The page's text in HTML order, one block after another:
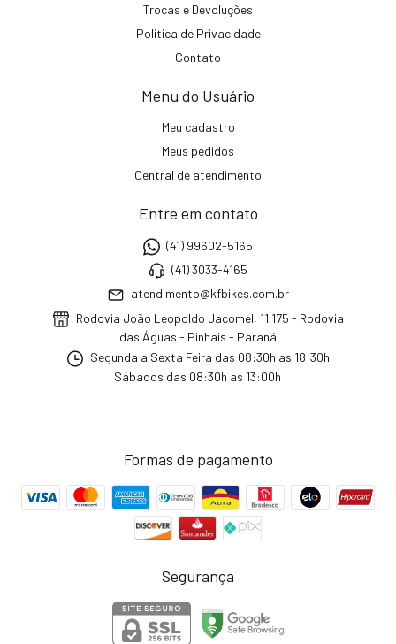
Trocas e Devoluções
Política de Privacidade
Contato
Menu do Usuário
Meu cadastro
Meus pedidos
Central de atendimento
Entre em contato
(41) 99602-5165
(41) 3033-4165
atendimento@kfbikes.com.br
Rodovia João Leopoldo Jacomel, 11.175 - Rodovia
das Águas - Pinhais - Paraná
Segunda a Sexta Feira das 08:30h as 18:30h
Sábados das 08:30h as 13:00h
Formas de pagamento
Segurança